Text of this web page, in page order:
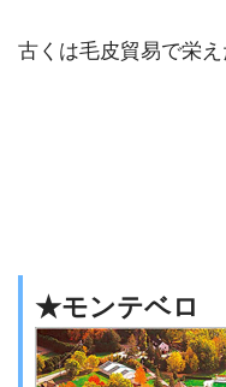
古くは毛皮貿易で栄え
★モンテベロ